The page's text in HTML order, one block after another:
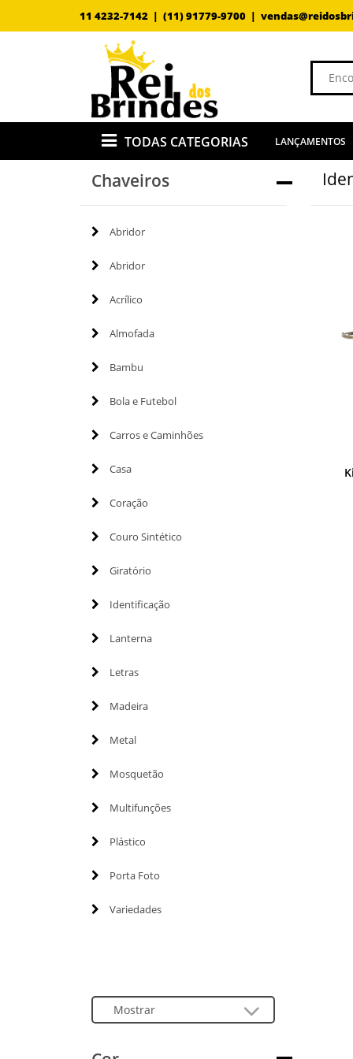
11 4232-7142 | (11) 91779-9700 |
TODAS CATEGORIAS LANÇAMENTOS
Chaveiros
Abridor
Abridor
Acrílico
Almofada
Bambu
Bola e Futebol
Carros e Caminhões
Casa
Coração
Couro Sintético
Giratório
Identificação
Lanterna
Letras
Madeira
Metal
Mosquetão
Multifunções
Plástico
Porta Foto
Variedades